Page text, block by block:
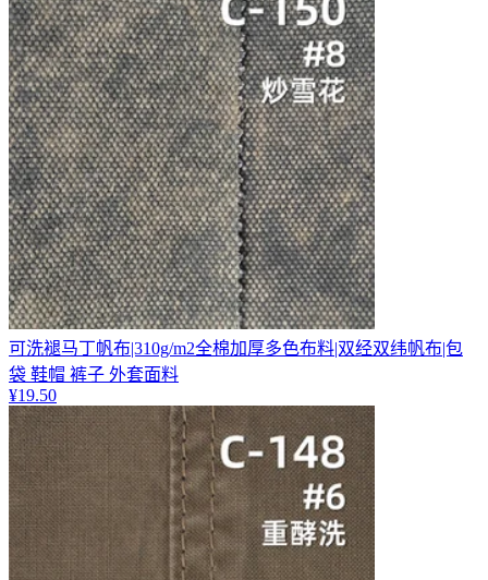
可洗褪马丁帆布|310g/m2全棉加厚多色布料|双经双纬帆布|包
袋 鞋帽 裤子 外套面料
¥19.50